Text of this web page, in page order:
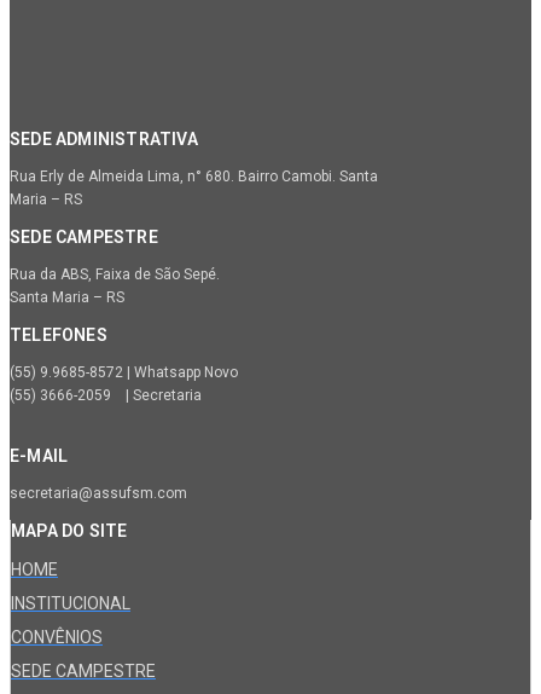
SEDE ADMINISTRATIVA
Rua Erly de Almeida Lima, n° 680. Bairro Camobi. Santa
Maria – RS
SEDE CAMPESTRE
Rua da ABS, Faixa de São Sepé.
Santa Maria – RS
TELEFONES
(55) 9.9685-8572 | Whatsapp Novo
(55) 3666-2059 | Secretaria
E-MAIL
secretaria@assufsm.com
MAPA DO SITE
HOME
INSTITUCIONAL
CONVÊNIOS
SEDE CAMPESTRE